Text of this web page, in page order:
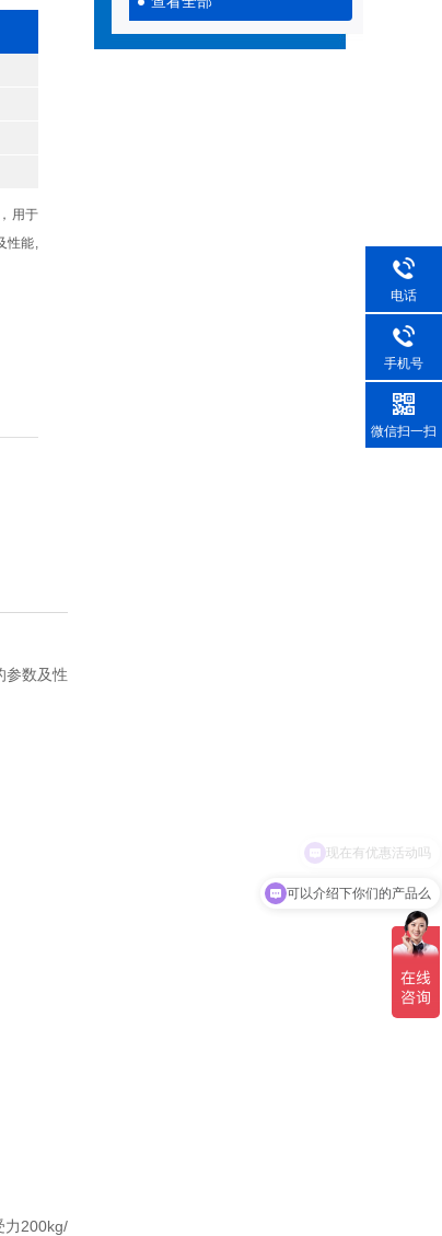
用于
性能,
参数及性
力200kg/
电话
手机号
微信扫一扫
可以介绍下你们的产品么